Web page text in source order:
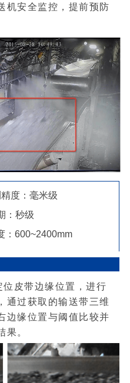
机安全监控，提前预防
度：毫米级
：秒级
：600~2400mm
皮带边缘位置，进行
通过获取的输送带三维
边缘位置与阈值比较并
果。